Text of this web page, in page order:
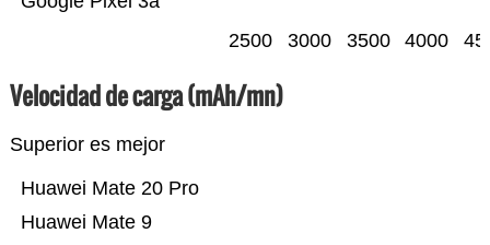
2500 3000 3500 4000
Velocidad de carga (mAh/mn)
Superior es mejor
Huawei Mate 9
Huawei Mate 20 Pro